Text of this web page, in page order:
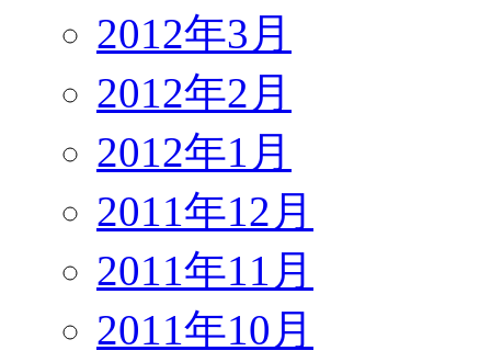
2012年3月
2012年2月
2012年1月
2011年12月
2011年11月
2011年10月